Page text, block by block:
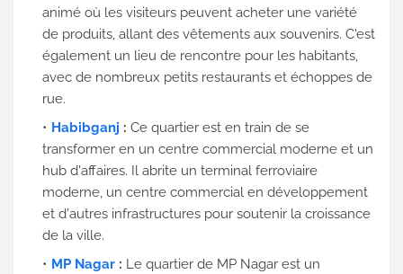
animé où les visiteurs peuvent acheter une variété
de produits, allant des vêtements aux souvenirs. C'est
également un lieu de rencontre pour les habitants,
avec de nombreux petits restaurants et échoppes de
rue.
Habibganj : Ce quartier est en train de se
transformer en un centre commercial moderne et un
hub d'affaires. Il abrite un terminal ferroviaire
moderne, un centre commercial en développement
et d'autres infrastructures pour soutenir la croissance
de la ville.
MP Nagar : Le quartier de MP Nagar est un